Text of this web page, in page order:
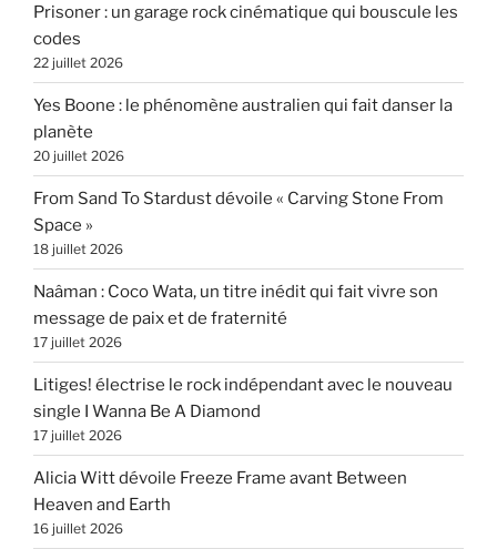
Prisoner : un garage rock cinématique qui bouscule les
codes
22 juillet 2026
Yes Boone : le phénomène australien qui fait danser la
planète
20 juillet 2026
From Sand To Stardust dévoile « Carving Stone From
Space »
18 juillet 2026
Naâman : Coco Wata, un titre inédit qui fait vivre son
message de paix et de fraternité
17 juillet 2026
Litiges! électrise le rock indépendant avec le nouveau
single I Wanna Be A Diamond
17 juillet 2026
Alicia Witt dévoile Freeze Frame avant Between
Heaven and Earth
16 juillet 2026